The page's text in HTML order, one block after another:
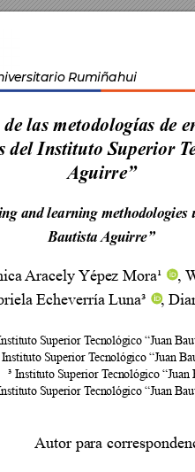
ersitario Rumiñahui
las metodologías de
del Instituto Superior T
Aguirre”
and learning methodologies
Bautista Aguirre”

